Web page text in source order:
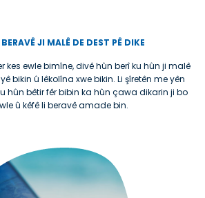
JI MALÊ DE DEST PÊ DIKE
kes ewle bimîne, divê hûn berî ku hûn ji malê
bikin û lêkolîna xwe bikin. Li şîretên me yên
hûn bêtir fêr bibin ka hûn çawa dikarin ji bo
û kêfê li beravê amade bin.